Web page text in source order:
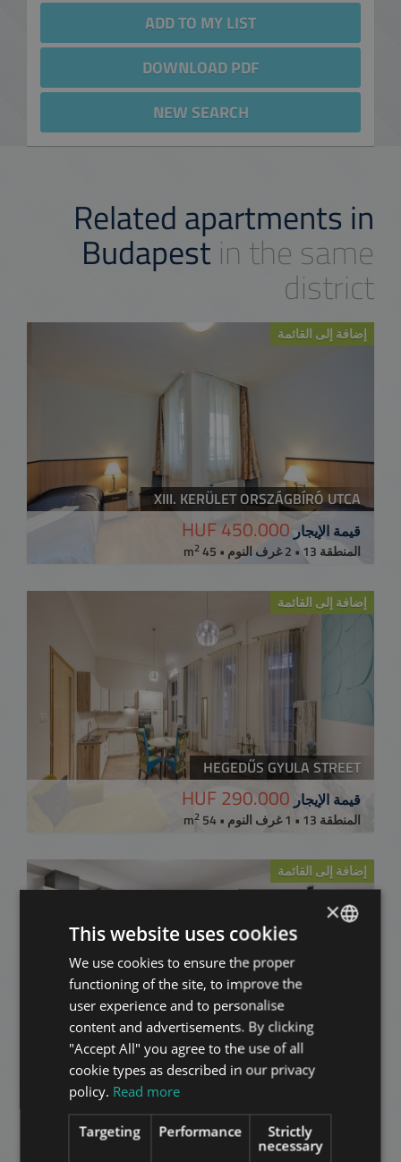
ADD TO MY LIST
DOWNLOAD PDF
NEW SEARCH
Related apartments in
Budapest in the same
district
إضافة إلى القائمة
XIII. KERÜLET ORSZÁGBÍRÓ UTCA
قيمة الإيجار 450.000 HUF
المنطقة 13 • 2 غرف النوم • 45 m 2
إضافة إلى القائمة
HEGEDŰS GYULA STREET
قيمة الإيجار 290.000 HUF
المنطقة 13 • 1 غرف النوم • 54 m 2
إضافة إلى القائمة
ÚSZÓDARÚ UTCA
قيمة الإيجار454.000 HUF
ENGLISH
HUNGARIAN
GERMAN
FRENCH
ITALIAN
SPANISH
RUSSIAN
×
This website uses cookies
We use cookies to ensure the proper
functioning of the site, to improve the
user experience and to personalise
content and advertisements. By clicking
"Accept All" you agree to the use of all
cookie types as described in our privacy
policy. Read more
Strictly
necessary
Performance
Targeting